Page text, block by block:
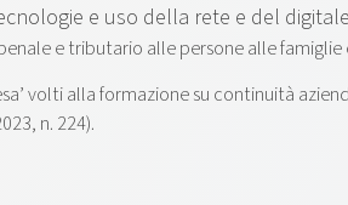
e uso della rete e del
e tributario alle persone alle famiglie
volti alla formazione su continuità
n. 224).